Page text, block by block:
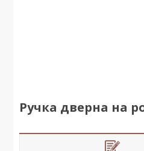
Ручка дверна на